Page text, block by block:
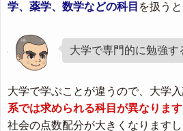
学、薬学、数学などの科目 を扱う
大学で専門的に勉強す
大学で学ぶことが違うので、大学
系では求められる科目が異なります
社会の点数配分が大きくなります し